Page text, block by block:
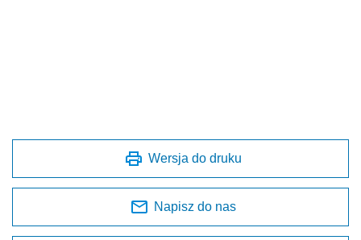
Wersja do druku
Napisz do nas